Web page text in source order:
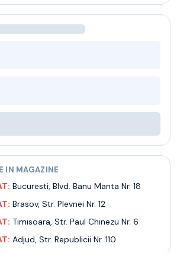
IN MAGAZINE
Bucuresti, Blvd. Banu Manta Nr. 18
Brasov, Str. Plevnei Nr. 12
Timisoara, Str. Paul Chinezu Nr. 6
Adjud, Str. Republicii Nr. 110